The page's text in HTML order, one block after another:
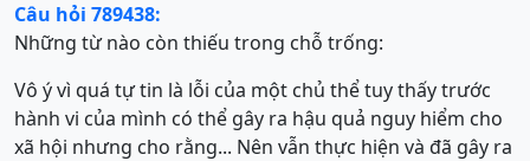
Câu hỏi 789438:
Những từ nào còn thiếu trong chỗ trống:
Vô ý vì quá tự tin là lỗi của một chủ thể tuy thấy trước
hành vi của mình có thể gây ra hậu quả nguy hiểm cho
xã hội nhưng cho rằng... Nên vẫn thực hiện và đã gây ra